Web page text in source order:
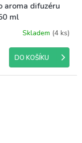
aroma difuzéru
ml
Skladem (4 ks)
DO KOŠÍKU